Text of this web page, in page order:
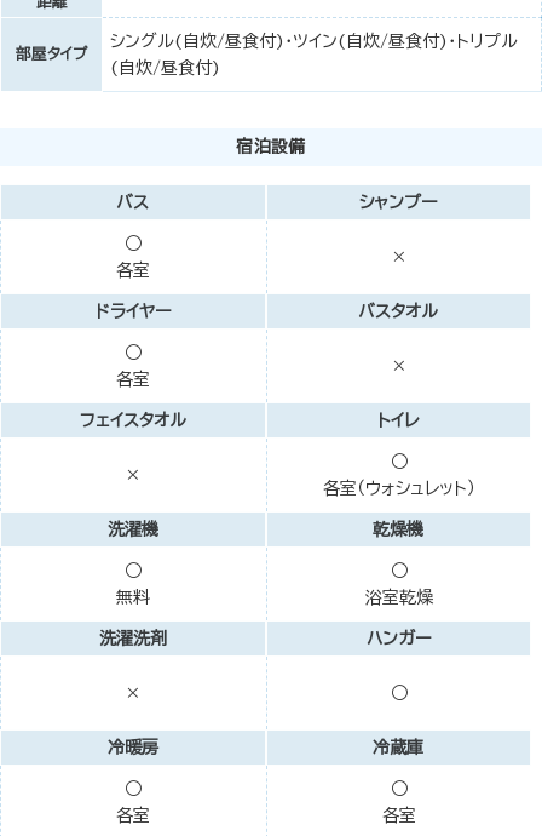
部屋タイプ
シングル(自炊/昼食付)・ツイン(自炊/昼食付)・トリプル
(自炊/昼食付)
宿泊設備
バス
○
各室
シャンプー
×
ドライヤー
○
各室
バスタオル
×
フェイスタオル
×
トイレ
○
各室（ウォシュレット）
洗濯機
○
無料
乾燥機
○
浴室乾燥
洗濯洗剤
×
ハンガー
○
冷暖房
○
各室
冷蔵庫
○
各室